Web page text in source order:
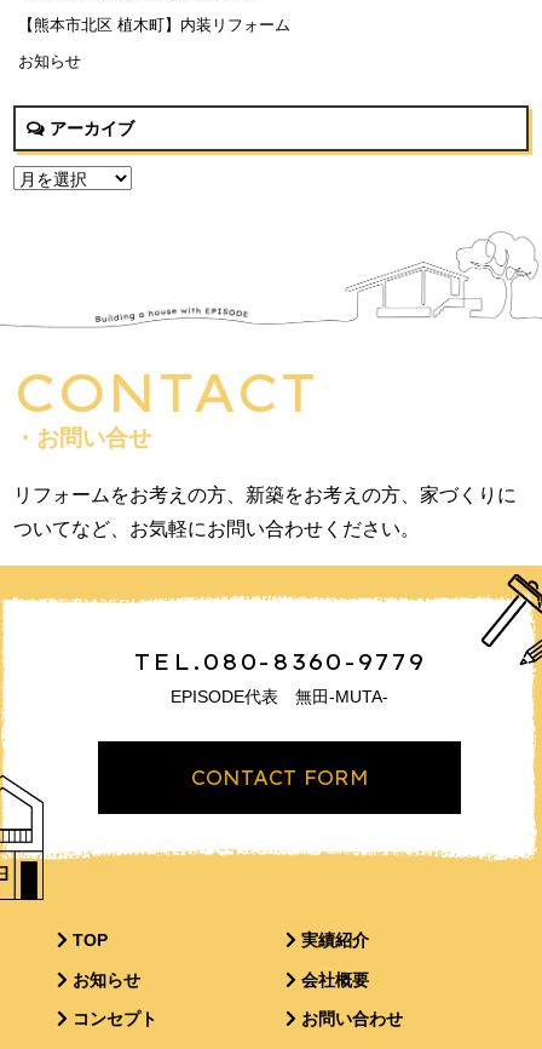
【熊本市北区 植木町】内装リフォーム
お知らせ
アーカイブ
CONTACT
・お問い合せ
リフォームをお考えの方、新築をお考えの方、家づくりに
ついてなど、お気軽にお問い合わせください。
TEL.080-8360-9779
EPISODE代表 無田-MUTA-
CONTACT FORM
TOP 実績紹介
お知らせ 会社概要
コンセプト お問い合わせ